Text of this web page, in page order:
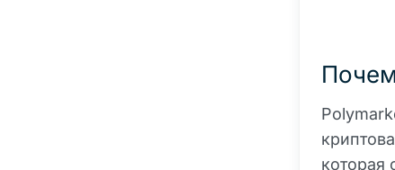
которая